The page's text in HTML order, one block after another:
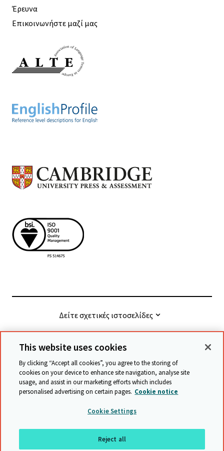
Έρευνα
Επικοινωνήστε μαζί μας
Δείτε σχετικές ιστοσελίδες
© Cambridge University Press & Assessment
Όροι και προϋποθέσεις
Προστασία δεδομένων
Accessibility statement Statement on modern slavery
Safeguarding policy
Χάρτης ιστότοπου
This website uses cookies
By clicking “Accept all cookies”, you agree to the storing of
cookies on your device to enhance site navigation, analyse site
usage, and assist in our marketing efforts which includes
personalised advertising on certain pages. Cookie notice
Cookie Settings
Reject all